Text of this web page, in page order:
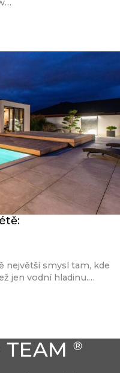
největší smysl tam, kde
jen vodní hladinu.…